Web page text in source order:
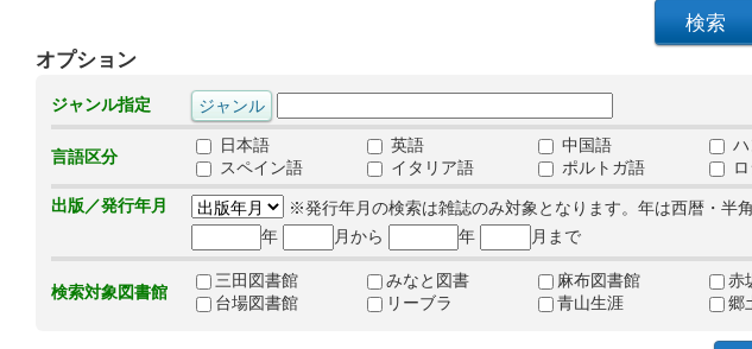
オプション
ジャンル指定
言語区分
日本語 英語 中国語
スペイン語
イタリア語 ポルトガ語
出版／発行年月
※発行年月の検索は雑誌のみ対象となります。年は西暦・半
年
月から 年 月まで
検索対象図書館
三田図書館 みなと図書 麻布図書館 赤
台場図書館
リーブラ 青山生涯 郷